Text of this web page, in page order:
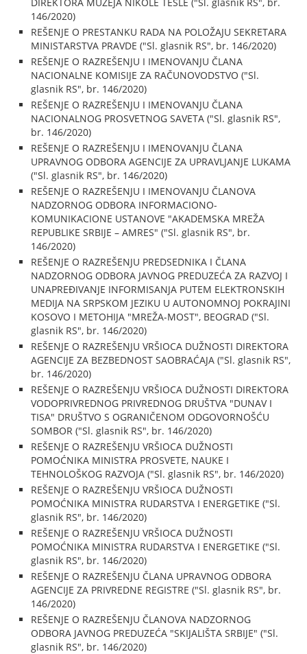
146/2020)
REŠENJE O PRESTANKU RADA NA POLOŽAJU SEKRETARA
MINISTARSTVA PRAVDE ("Sl. glasnik RS", br. 146/2020)
REŠENJE O RAZREŠENJU I IMENOVANJU ČLANA
NACIONALNE KOMISIJE ZA RAČUNOVODSTVO ("Sl.
glasnik RS", br. 146/2020)
REŠENJE O RAZREŠENJU I IMENOVANJU ČLANA
NACIONALNOG PROSVETNOG SAVETA ("Sl. glasnik RS",
br. 146/2020)
REŠENJE O RAZREŠENJU I IMENOVANJU ČLANA
UPRAVNOG ODBORA AGENCIJE ZA UPRAVLJANJE LUKAMA
("Sl. glasnik RS", br. 146/2020)
REŠENJE O RAZREŠENJU I IMENOVANJU ČLANOVA
NADZORNOG ODBORA INFORMACIONO-
KOMUNIKACIONE USTANOVE "AKADEMSKA MREŽA
REPUBLIKE SRBIJE – AMRES" ("Sl. glasnik RS", br.
146/2020)
REŠENJE O RAZREŠENJU PREDSEDNIKA I ČLANA
NADZORNOG ODBORA JAVNOG PREDUZEĆA ZA RAZVOJ I
UNAPREĐIVANJE INFORMISANJA PUTEM ELEKTRONSKIH
MEDIJA NA SRPSKOM JEZIKU U AUTONOMNOJ POKRAJINI
KOSOVO I METOHIJA "MREŽA-MOST", BEOGRAD ("Sl.
glasnik RS", br. 146/2020)
REŠENJE O RAZREŠENJU VRŠIOCA DUŽNOSTI DIREKTORA
AGENCIJE ZA BEZBEDNOST SAOBRAĆAJA ("Sl. glasnik RS",
br. 146/2020)
REŠENJE O RAZREŠENJU VRŠIOCA DUŽNOSTI DIREKTORA
VODOPRIVREDNOG PRIVREDNOG DRUŠTVA "DUNAV I
TISA" DRUŠTVO S OGRANIČENOM ODGOVORNOŠĆU
SOMBOR ("Sl. glasnik RS", br. 146/2020)
REŠENJE O RAZREŠENJU VRŠIOCA DUŽNOSTI
POMOĆNIKA MINISTRA PROSVETE, NAUKE I
TEHNOLOŠKOG RAZVOJA ("Sl. glasnik RS", br. 146/2020)
REŠENJE O RAZREŠENJU VRŠIOCA DUŽNOSTI
POMOĆNIKA MINISTRA RUDARSTVA I ENERGETIKE ("Sl.
glasnik RS", br. 146/2020)
REŠENJE O RAZREŠENJU VRŠIOCA DUŽNOSTI
POMOĆNIKA MINISTRA RUDARSTVA I ENERGETIKE ("Sl.
glasnik RS", br. 146/2020)
REŠENJE O RAZREŠENJU ČLANA UPRAVNOG ODBORA
AGENCIJE ZA PRIVREDNE REGISTRE ("Sl. glasnik RS", br.
146/2020)
REŠENJE O RAZREŠENJU ČLANOVA NADZORNOG
ODBORA JAVNOG PREDUZEĆA "SKIJALIŠTA SRBIJE" ("Sl.
glasnik RS", br. 146/2020)